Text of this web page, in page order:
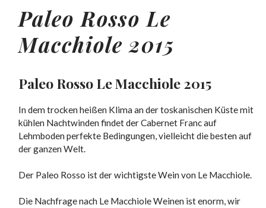
Paleo Rosso Le
Macchiole 2015
Paleo Rosso Le Macchiole 2015
In dem trocken heißen Klima an der toskanischen Küste mit
kühlen Nachtwinden findet der Cabernet Franc auf
Lehmboden perfekte Bedingungen, vielleicht die besten auf
der ganzen Welt.
Der Paleo Rosso ist der wichtigste Wein von Le Macchiole.
Die Nachfrage nach Le Macchiole Weinen ist enorm, wir